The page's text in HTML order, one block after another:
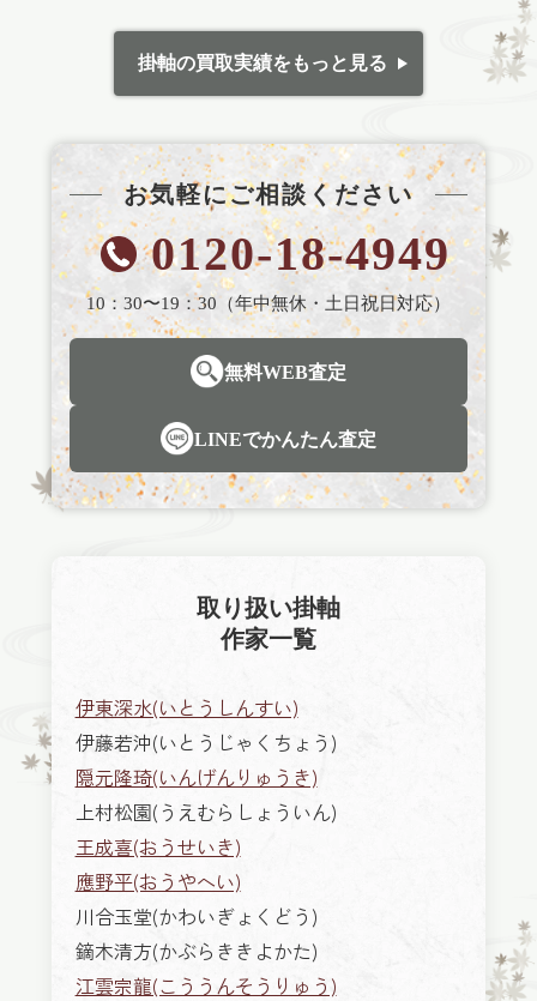
掛軸の買取実績をもっと見る
お気軽にご相談ください
0120-18-4949
10：30〜19：30（年中無休・土日祝日対応）
無料WEB査定
LINEでかんたん査定
取り扱い掛軸
作家一覧
伊東深水(いとうしんすい)
伊藤若沖(いとうじゃくちょう)
隠元隆琦(いんげんりゅうき)
上村松園(うえむらしょういん)
王成喜(おうせいき)
應野平(おうやへい)
川合玉堂(かわいぎょくどう)
鏑木清方(かぶらききよかた)
江雲宗龍(こううんそうりゅう)